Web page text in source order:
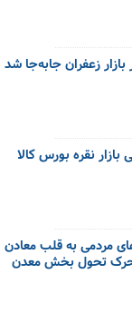
مردمی به قلب معادن
محرک تحول بخش معدن